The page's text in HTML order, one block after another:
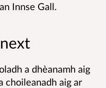
Innse Gall.
a dhèanamh aig
choileanadh aig ar